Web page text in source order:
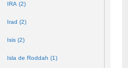
IRA (2)
Irad (2)
Isis (2)
Isla de Roddah (1)